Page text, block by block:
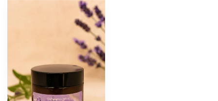
Optionen
können
auf
der